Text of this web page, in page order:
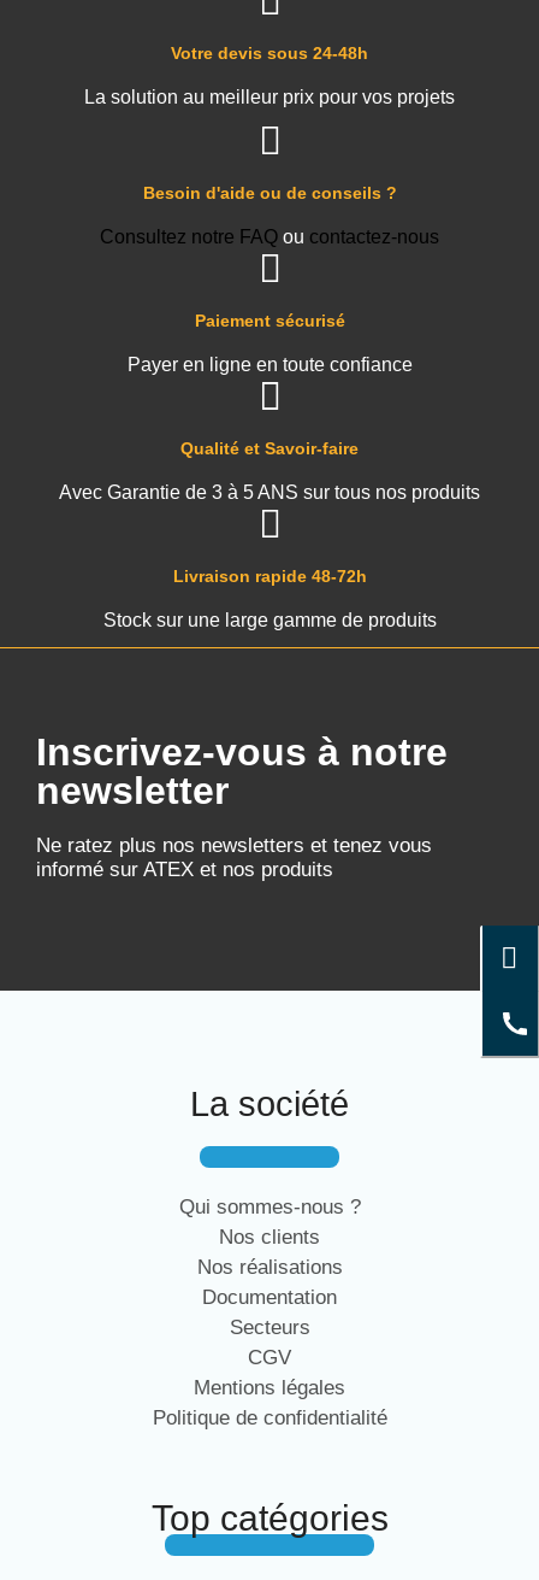
Livraison rapide 48-72h
Stock sur une large gamme de produits
Qualité et Savoir-faire
Avec Garantie de 3 à 5 ANS sur tous nos produits
Paiement sécurisé
Payer en ligne en toute confiance
Besoin d'aide ou de conseils ?
Consultez notre FAQ ou contactez-nous
Votre devis sous 24-48h
La solution au meilleur prix pour vos projets
Inscrivez-vous à notre
newsletter
Ne ratez plus nos newsletters et tenez vous
informé sur ATEX et nos produits
La société
Qui sommes-nous ?
Nos clients
Nos réalisations
Documentation
Secteurs
CGV
Mentions légales
Politique de confidentialité
Top catégories